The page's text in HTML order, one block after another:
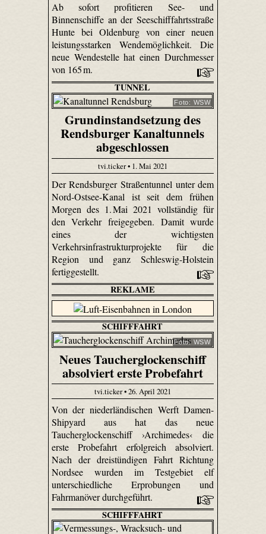
Ab sofort profitieren See- und
Binnenschiffe an der Seeschifffahrtsstraße
Hunte bei Oldenburg von einer neuen
leistungsstarken Wendemöglichkeit. Die
neue Wendestelle hat einen Durchmesser
von 165 m.
TUNNEL
Foto: WSW
Grundinstandsetzung des
Rendsburger Kanaltunnels
abgeschlossen
tvi.ticker • 1. Mai 2021
Der Rendsburger Straßentunnel unter dem
Nord-Ostsee-Kanal ist seit dem frühen
Morgen des 1. Mai 2021 vollständig für
den Verkehr freigegeben. Damit wurde
eines der wichtigsten
Verkehrsinfrastrukturprojekte für die
Region und ganz Schleswig-Holstein
fertiggestellt.
REKLAME
SCHIFFFAHRT
Foto: WSW
Neues Taucherglockenschiff
absolviert erste Probefahrt
tvi.ticker • 26. April 2021
Von der niederländischen Werft Damen-
Shipyard aus hat das neue
Taucherglockenschiff ›Archimedes‹ die
erste Probefahrt erfolgreich absolviert.
Nach der dreistündigen Fahrt Richtung
Nordsee wurden im Testgebiet elf
unterschiedliche Erprobungen und
Fahrmanöver durchgeführt.
SCHIFFFAHRT